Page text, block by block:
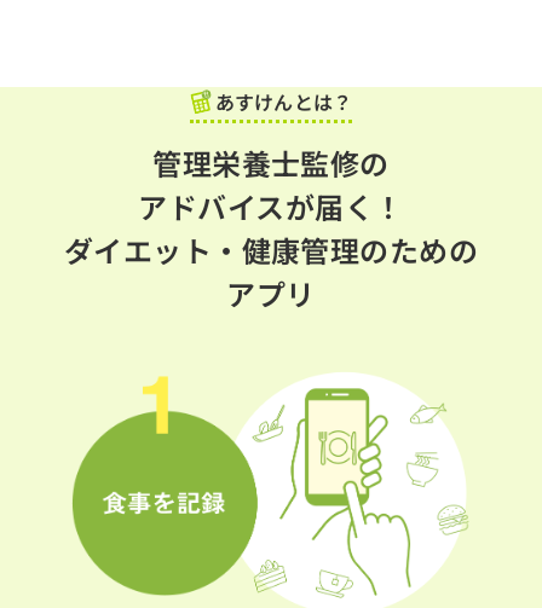
あすけんとは？
管理栄養士監修の
アドバイスが届く！
ダイエット・健康管理のための
アプリ